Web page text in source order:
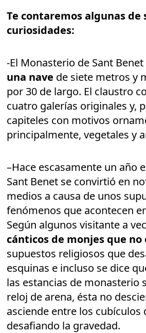
Te contaremos algunas de
curiosidades:
-El Monasterio de Sant Benet
una nave de siete metros y
por 30 de largo. El claustro
cuatro galerías originales y,
capiteles con motivos
principalmente, vegetales y
–Hace escasamente un año
Sant Benet se convirtió en
medios a causa de unos
fenómenos que acontecen
Según algunos visitante a
cánticos de monjes que no
supuestos religiosos que
esquinas e incluso se dice
las estancias de monasterio
reloj de arena, ésta no
asciende entre los cubículos
desafiando la gravedad.